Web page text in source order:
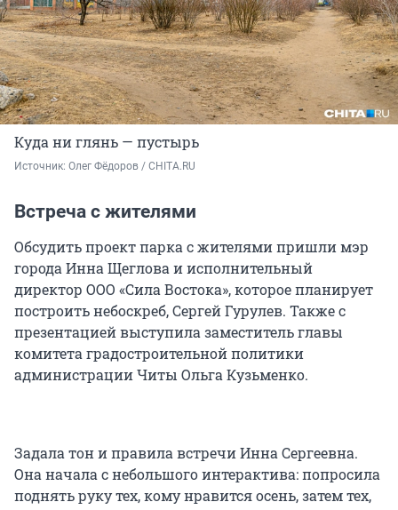
Куда ни глянь — пустырь
Источник: Олег Фёдоров / CHITA.RU
Встреча с жителями
Обсудить проект парка с жителями пришли мэр
города Инна Щеглова и исполнительный
директор ООО «Сила Востока», которое планирует
построить небоскреб, Сергей Гурулев. Также с
презентацией выступила заместитель главы
комитета градостроительной политики
администрации Читы Ольга Кузьменко.
Задала тон и правила встречи Инна Сергеевна.
Она начала с небольшого интерактива: попросила
поднять руку тех, кому нравится осень, затем тех,